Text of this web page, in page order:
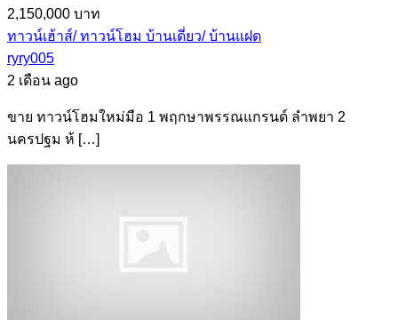
2,150,000 บาท
ทาวน์เฮ้าส์/ ทาวน์โฮม บ้านเดี่ยว/ บ้านแฝด
ryry005
2 เดือน ago
ขาย ทาวน์โฮมใหม่มือ 1 พฤกษาพรรณแกรนด์ ลำพยา 2
นครปฐม ห้ […]